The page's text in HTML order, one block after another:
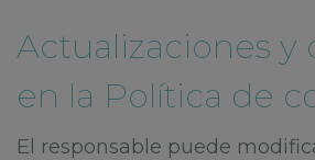
Actualizaciones y
en la Política de
El responsable puede